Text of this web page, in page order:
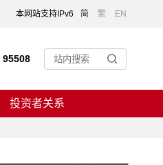
本网站支持IPv6 简 繁 EN
95508
投资者关系